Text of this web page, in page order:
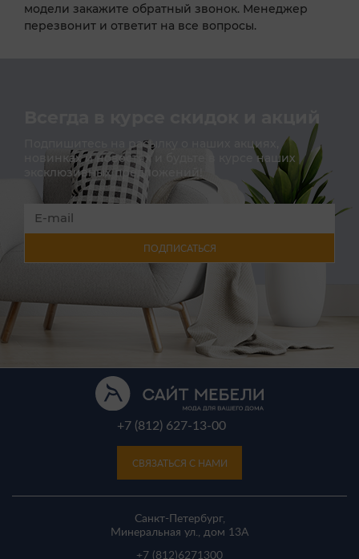
модели закажите обратный звонок. Менеджер
перезвонит и ответит на все вопросы.
Всегда в курсе скидок и акций
Подпишитесь на расылку о наших акциях,
новинках и новостях и будьте в курсе наших
эксклюзивных предложений!
ПОДПИСАТЬСЯ
+7 (812) 627-13-00
СВЯЗАТЬСЯ С НАМИ
Санкт-Петербург,
Минеральная ул., дом 13A
+7 (812)6271300